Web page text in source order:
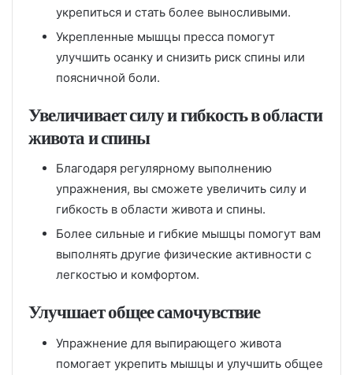
укрепиться и стать более выносливыми.
Укрепленные мышцы пресса помогут
улучшить осанку и снизить риск спины или
поясничной боли.
Увеличивает силу и гибкость в области
живота и спины
Благодаря регулярному выполнению
упражнения, вы сможете увеличить силу и
гибкость в области живота и спины.
Более сильные и гибкие мышцы помогут вам
выполнять другие физические активности с
легкостью и комфортом.
Улучшает общее самочувствие
Упражнение для выпирающего живота
помогает укрепить мышцы и улучшить общее